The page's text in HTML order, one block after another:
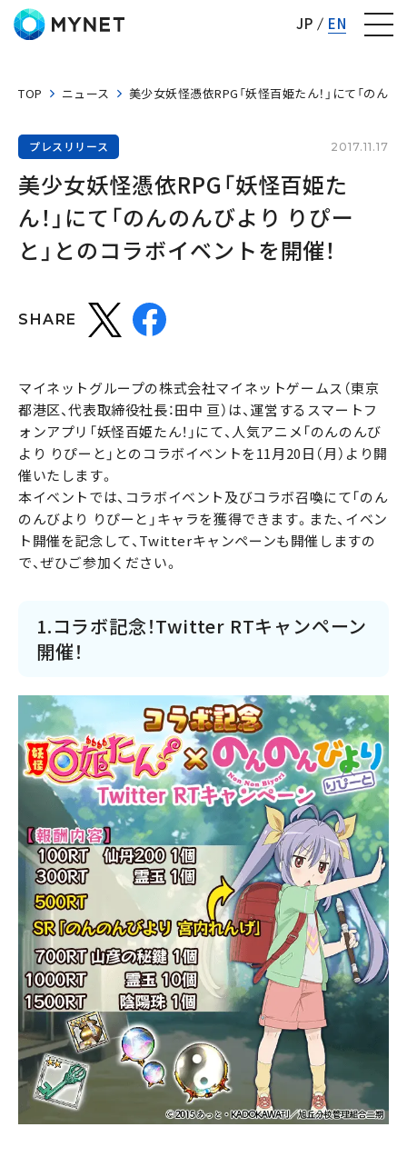
JP EN
TOP ニュース 美少女妖怪憑依RPG「妖怪百姫たん！」にて「のん
プレスリリース 2017.11.17
美少女妖怪憑依RPG「妖怪百姫た
ん！」にて「のんのんびより りぴー
と」とのコラボイベントを開催！
SHARE
マイネットグループの株式会社マイネットゲームス（東京
都港区、代表取締役社長：田中 亘）は、運営するスマートフ
ォンアプリ「妖怪百姫たん！」にて、人気アニメ「のんのんび
より りぴーと」とのコラボイベントを11月20日（月）より開
催いたします。
本イベントでは、コラボイベント及びコラボ召喚にて「のん
のんびより りぴーと」キャラを獲得できます。また、イベン
ト開催を記念して、Twitterキャンペーンも開催しますの
で、ぜひご参加ください。
1.コラボ記念！Twitter RTキャンペーン
開催！